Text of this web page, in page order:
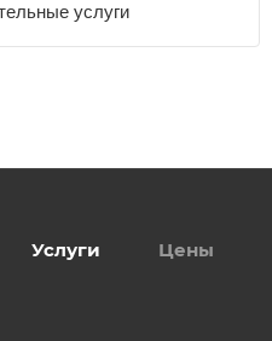
услуги
Услуги Цены